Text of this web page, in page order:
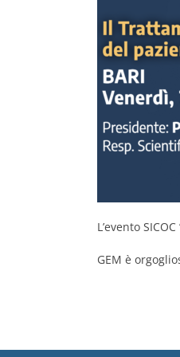
L’evento SICOC
GEM è